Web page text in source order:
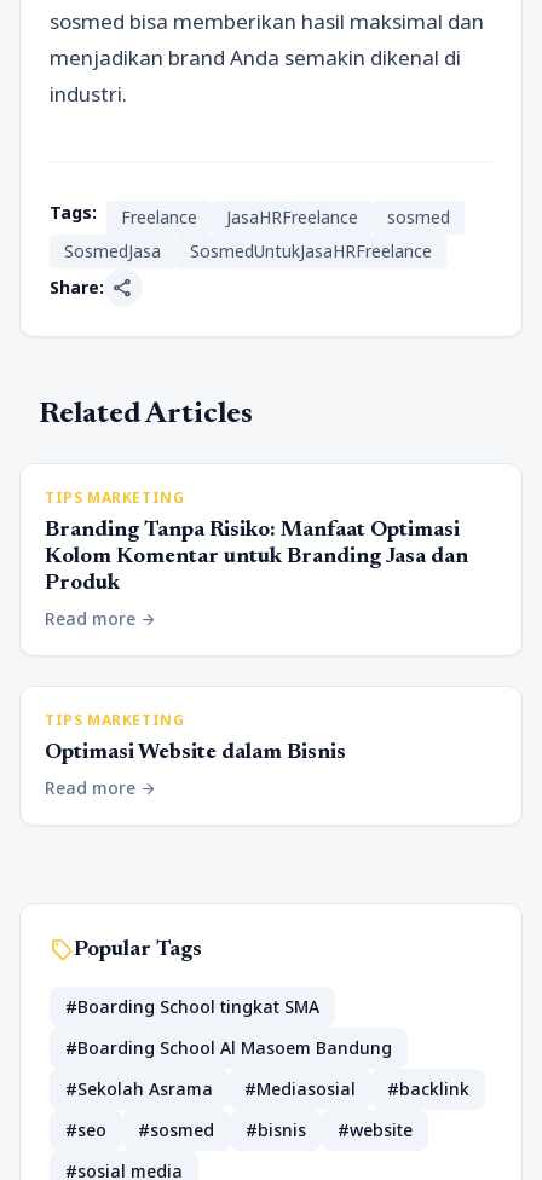
sosmed bisa memberikan hasil maksimal dan
menjadikan brand Anda semakin dikenal di
industri.
Tags: Freelance JasaHRFreelance
sosmed
SosmedJasa
SosmedUntukJasaHRFreelance
Share: share
Related Articles
TIPS MARKETING
Branding Tanpa Risiko: Manfaat Optimasi
Kolom Komentar untuk Branding Jasa dan
Produk
Read more arrow_forward
TIPS MARKETING
Optimasi Website dalam Bisnis
Read more arrow_forward
sellPopular Tags
#Boarding School tingkat SMA
#Boarding School Al Masoem Bandung
#Sekolah Asrama
#Mediasosial
#backlink
#seo
#sosmed #bisnis
#website
#sosial media